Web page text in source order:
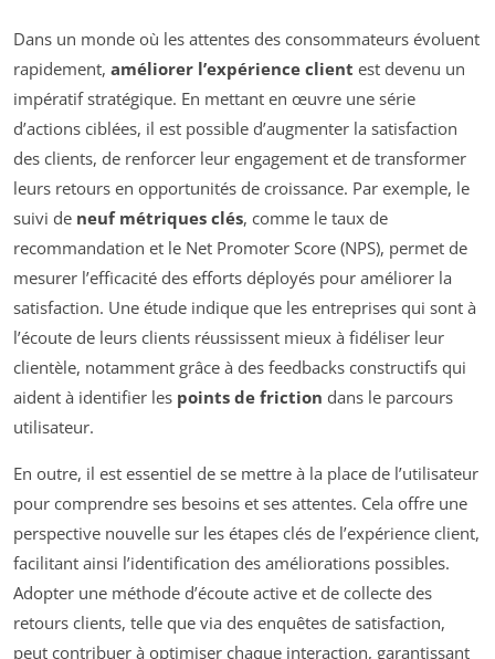
Dans un monde où les attentes des consommateurs évoluent
rapidement, améliorer l’expérience client est devenu un
impératif stratégique. En mettant en œuvre une série
d’actions ciblées, il est possible d’augmenter la satisfaction
des clients, de renforcer leur engagement et de transformer
leurs retours en opportunités de croissance. Par exemple, le
suivi de neuf métriques clés, comme le taux de
recommandation et le Net Promoter Score (NPS), permet de
mesurer l’efficacité des efforts déployés pour améliorer la
satisfaction. Une étude indique que les entreprises qui sont à
l’écoute de leurs clients réussissent mieux à fidéliser leur
clientèle, notamment grâce à des feedbacks constructifs qui
aident à identifier les points de friction dans le parcours
utilisateur.
En outre, il est essentiel de se mettre à la place de l’utilisateur
pour comprendre ses besoins et ses attentes. Cela offre une
perspective nouvelle sur les étapes clés de l’expérience client,
facilitant ainsi l’identification des améliorations possibles.
Adopter une méthode d’écoute active et de collecte des
retours clients, telle que via des enquêtes de satisfaction,
peut contribuer à optimiser chaque interaction, garantissant